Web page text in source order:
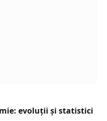
evoluții și statistici